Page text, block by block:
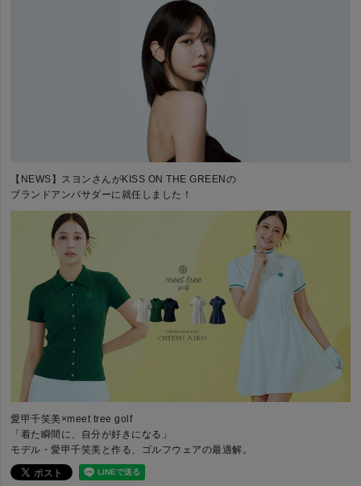
【NEWS】スヨンさんがKISS ON THE GREENの
ブランドアンバサダーに就任しました！
愛甲千笑美×meet tree golf
「着た瞬間に、自分が好きになる」
モデル・愛甲千笑美と作る、ゴルフウェアの最適解。